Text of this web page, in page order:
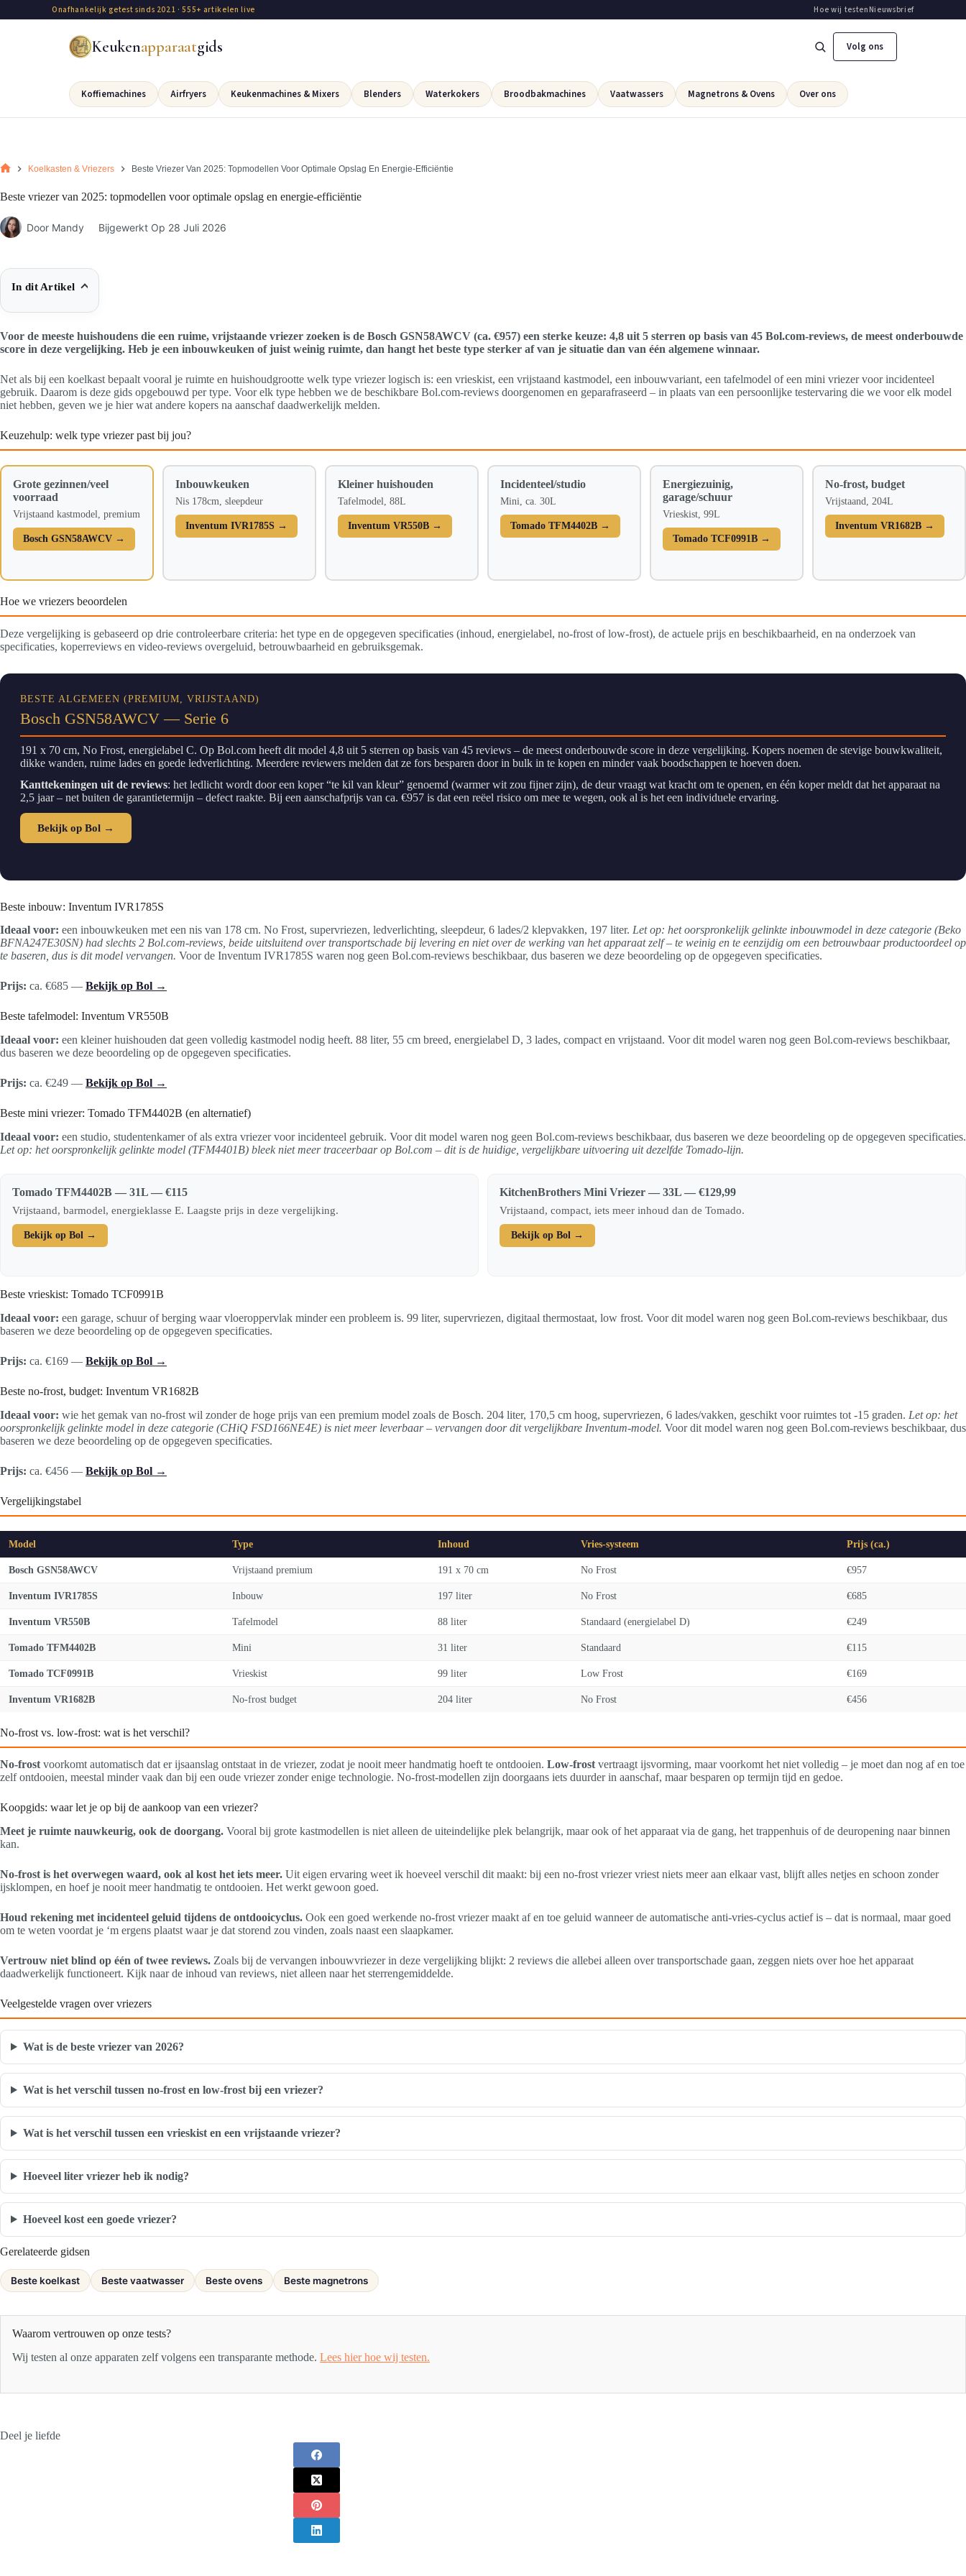
Onafhankelijk getest sinds 2021 · 555+ artikelen live Hoe wij testenNieuwsbrief
Keukenapparaatgids Volg ons
Koffiemachines Airfryers Keukenmachines & Mixers Blenders Waterkokers Broodbakmachines Vaatwassers Magnetrons & Ovens Over ons
Koelkasten & Vriezers Beste Vriezer Van 2025: Topmodellen Voor Optimale Opslag En Energie-Efficiëntie
Beste vriezer van 2025: topmodellen voor optimale opslag en energie-efficiëntie
Door Mandy Bijgewerkt Op 28 Juli 2026
In dit Artikel
Voor de meeste huishoudens die een ruime, vrijstaande vriezer zoeken is de Bosch GSN58AWCV (ca. €957) een sterke keuze: 4,8 uit 5 sterren op basis van 45 Bol.com-reviews, de meest onderbouwde
score in deze vergelijking. Heb je een inbouwkeuken of juist weinig ruimte, dan hangt het beste type sterker af van je situatie dan van één algemene winnaar.
Net als bij een koelkast bepaalt vooral je ruimte en huishoudgrootte welk type vriezer logisch is: een vrieskist, een vrijstaand kastmodel, een inbouwvariant, een tafelmodel of een mini vriezer voor incidenteel
gebruik. Daarom is deze gids opgebouwd per type. Voor elk type hebben we de beschikbare Bol.com-reviews doorgenomen en geparafraseerd – in plaats van een persoonlijke testervaring die we voor elk model
niet hebben, geven we je hier wat andere kopers na aanschaf daadwerkelijk melden.
Keuzehulp: welk type vriezer past bij jou?
Grote gezinnen/veel
voorraad
Vrijstaand kastmodel, premium
Bosch GSN58AWCV →
Inbouwkeuken
Nis 178cm, sleepdeur
Inventum IVR1785S →
Kleiner huishouden
Tafelmodel, 88L
Inventum VR550B →
Incidenteel/studio
Mini, ca. 30L
Tomado TFM4402B →
Energiezuinig,
garage/schuur
Vrieskist, 99L
Tomado TCF0991B →
No-frost, budget
Vrijstaand, 204L
Inventum VR1682B →
Hoe we vriezers beoordelen
Deze vergelijking is gebaseerd op drie controleerbare criteria: het type en de opgegeven specificaties (inhoud, energielabel, no-frost of low-frost), de actuele prijs en beschikbaarheid, en na onderzoek van
specificaties, koperreviews en video-reviews overgeluid, betrouwbaarheid en gebruiksgemak.
BESTE ALGEMEEN (PREMIUM, VRIJSTAAND)
Bosch GSN58AWCV — Serie 6
191 x 70 cm, No Frost, energielabel C. Op Bol.com heeft dit model 4,8 uit 5 sterren op basis van 45 reviews – de meest onderbouwde score in deze vergelijking. Kopers noemen de stevige bouwkwaliteit,
dikke wanden, ruime lades en goede ledverlichting. Meerdere reviewers melden dat ze fors besparen door in bulk in te kopen en minder vaak boodschappen te hoeven doen.
Kanttekeningen uit de reviews: het ledlicht wordt door een koper “te kil van kleur” genoemd (warmer wit zou fijner zijn), de deur vraagt wat kracht om te openen, en één koper meldt dat het apparaat na
2,5 jaar – net buiten de garantietermijn – defect raakte. Bij een aanschafprijs van ca. €957 is dat een reëel risico om mee te wegen, ook al is het een individuele ervaring.
Bekijk op Bol →
Beste inbouw: Inventum IVR1785S
Ideaal voor: een inbouwkeuken met een nis van 178 cm. No Frost, supervriezen, ledverlichting, sleepdeur, 6 lades/2 klepvakken, 197 liter. Let op: het oorspronkelijk gelinkte inbouwmodel in deze categorie (Beko
BFNA247E30SN) had slechts 2 Bol.com-reviews, beide uitsluitend over transportschade bij levering en niet over de werking van het apparaat zelf – te weinig en te eenzijdig om een betrouwbaar productoordeel op
te baseren, dus is dit model vervangen. Voor de Inventum IVR1785S waren nog geen Bol.com-reviews beschikbaar, dus baseren we deze beoordeling op de opgegeven specificaties.
Prijs: ca. €685 — Bekijk op Bol →
Beste tafelmodel: Inventum VR550B
Ideaal voor: een kleiner huishouden dat geen volledig kastmodel nodig heeft. 88 liter, 55 cm breed, energielabel D, 3 lades, compact en vrijstaand. Voor dit model waren nog geen Bol.com-reviews beschikbaar,
dus baseren we deze beoordeling op de opgegeven specificaties.
Prijs: ca. €249 — Bekijk op Bol →
Beste mini vriezer: Tomado TFM4402B (en alternatief)
Ideaal voor: een studio, studentenkamer of als extra vriezer voor incidenteel gebruik. Voor dit model waren nog geen Bol.com-reviews beschikbaar, dus baseren we deze beoordeling op de opgegeven specificaties.
Let op: het oorspronkelijk gelinkte model (TFM4401B) bleek niet meer traceerbaar op Bol.com – dit is de huidige, vergelijkbare uitvoering uit dezelfde Tomado-lijn.
Tomado TFM4402B — 31L — €115
Vrijstaand, barmodel, energieklasse E. Laagste prijs in deze vergelijking.
Bekijk op Bol →
KitchenBrothers Mini Vriezer — 33L — €129,99
Vrijstaand, compact, iets meer inhoud dan de Tomado.
Bekijk op Bol →
Beste vrieskist: Tomado TCF0991B
Ideaal voor: een garage, schuur of berging waar vloeroppervlak minder een probleem is. 99 liter, supervriezen, digitaal thermostaat, low frost. Voor dit model waren nog geen Bol.com-reviews beschikbaar, dus
baseren we deze beoordeling op de opgegeven specificaties.
Prijs: ca. €169 — Bekijk op Bol →
Beste no-frost, budget: Inventum VR1682B
Ideaal voor: wie het gemak van no-frost wil zonder de hoge prijs van een premium model zoals de Bosch. 204 liter, 170,5 cm hoog, supervriezen, 6 lades/vakken, geschikt voor ruimtes tot -15 graden. Let op: het
oorspronkelijk gelinkte model in deze categorie (CHiQ FSD166NE4E) is niet meer leverbaar – vervangen door dit vergelijkbare Inventum-model. Voor dit model waren nog geen Bol.com-reviews beschikbaar, dus
baseren we deze beoordeling op de opgegeven specificaties.
Prijs: ca. €456 — Bekijk op Bol →
Vergelijkingstabel
Model Type Inhoud Vries-systeem Prijs (ca.)
Bosch GSN58AWCV Vrijstaand premium 191 x 70 cm No Frost €957
Inventum IVR1785S Inbouw 197 liter No Frost €685
Inventum VR550B Tafelmodel 88 liter Standaard (energielabel D) €249
Tomado TFM4402B Mini 31 liter Standaard €115
Tomado TCF0991B Vrieskist 99 liter Low Frost €169
Inventum VR1682B No-frost budget 204 liter No Frost €456
No-frost vs. low-frost: wat is het verschil?
No-frostvoorkomt automatisch dat er ijsaanslag ontstaat in de vriezer, zodat je nooit meer handmatig hoeft te ontdooien. Low-frostvertraagt ijsvorming, maar voorkomt het niet volledig – je moet dan nog af en toe
zelf ontdooien, meestal minder vaak dan bij een oude vriezer zonder enige technologie. No-frost-modellen zijn doorgaans iets duurder in aanschaf, maar besparen op termijn tijd en gedoe.
Koopgids: waar let je op bij de aankoop van een vriezer?
Meet je ruimte nauwkeurig, ook de doorgang. Vooral bij grote kastmodellen is niet alleen de uiteindelijke plek belangrijk, maar ook of het apparaat via de gang, het trappenhuis of de deuropening naar binnen
kan.
No-frost is het overwegen waard, ook al kost het iets meer. Uit eigen ervaring weet ik hoeveel verschil dit maakt: bij een no-frost vriezer vriest niets meer aan elkaar vast, blijft alles netjes en schoon zonder
ijsklompen, en hoef je nooit meer handmatig te ontdooien. Het werkt gewoon goed.
Houd rekening met incidenteel geluid tijdens de ontdooicyclus. Ook een goed werkende no-frost vriezer maakt af en toe geluid wanneer de automatische anti-vries-cyclus actief is – dat is normaal, maar goed
om te weten voordat je ‘m ergens plaatst waar je dat storend zou vinden, zoals naast een slaapkamer.
Vertrouw niet blind op één of twee reviews. Zoals bij de vervangen inbouwvriezer in deze vergelijking blijkt: 2 reviews die allebei alleen over transportschade gaan, zeggen niets over hoe het apparaat
daadwerkelijk functioneert. Kijk naar de inhoud van reviews, niet alleen naar het sterrengemiddelde.
Veelgestelde vragen over vriezers
Wat is de beste vriezer van 2026?
Wat is het verschil tussen no-frost en low-frost bij een vriezer?
Wat is het verschil tussen een vrieskist en een vrijstaande vriezer?
Hoeveel liter vriezer heb ik nodig?
Hoeveel kost een goede vriezer?
Gerelateerde gidsen
Beste koelkast Beste vaatwasser Beste ovens Beste magnetrons
Waarom vertrouwen op onze tests?
Wij testen al onze apparaten zelf volgens een transparante methode. Lees hier hoe wij testen.
Deel je liefde